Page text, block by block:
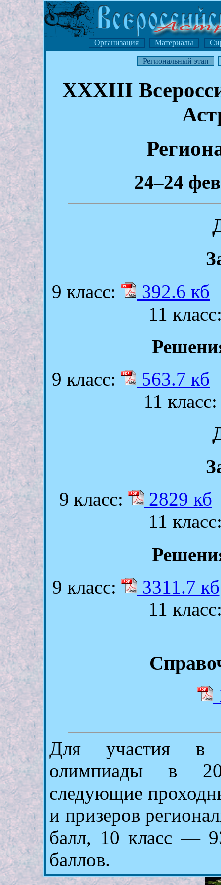
Организация Материалы
Региональный этап
XXXIII
24–24
9 класс:
392.6 кб
11
9 класс:
563.7 кб
11
9 класс:
2829 кб
11
9 класс:
3311.7 кб
11
Для участия в
олимпиады в
следующие
и призеров
балл, 10 класс —
баллов.